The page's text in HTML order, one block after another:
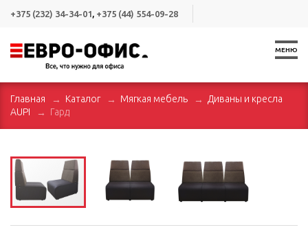
+375 (232) 34-34-01, +375 (44) 554-09-28
МЕНЮ
Главная Каталог Мягкая мебель
Диваны и кресла
AUPI
Гард